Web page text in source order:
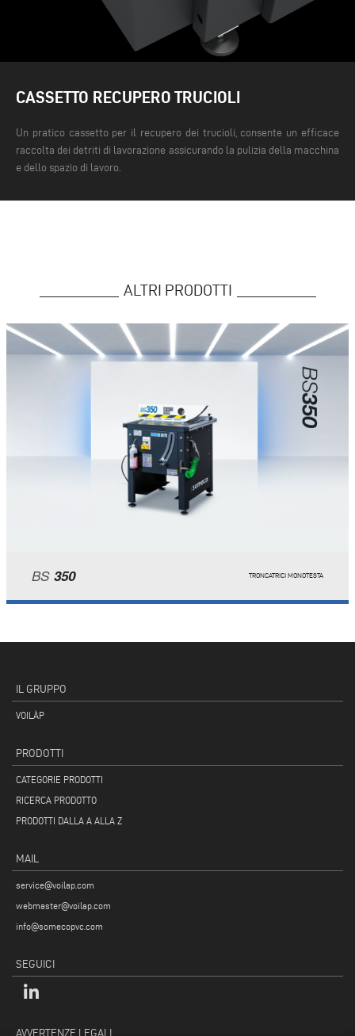
CASSETTO RECUPERO TRUCIOLI
Un pratico cassetto per il recupero dei trucioli, consente un efficace
raccolta dei detriti di lavorazione assicurando la pulizia della macchina
e dello spazio di lavoro.
ALTRI PRODOTTI
BS 350 TRONCATRICI MONOTESTA
IL GRUPPO
VOILÀP
PRODOTTI
CATEGORIE PRODOTTI
RICERCA PRODOTTO
PRODOTTI DALLA A ALLA Z
MAIL
service@voilap.com
webmaster@voilap.com
info@somecopvc.com
SEGUICI
AVVERTENZE LEGALI